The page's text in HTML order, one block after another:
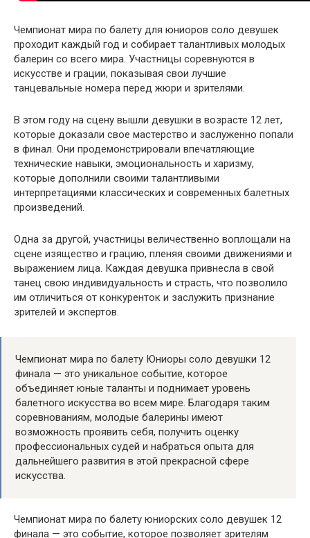
Чемпионат мира по балету для юниоров соло девушек
проходит каждый год и собирает талантливых молодых
балерин со всего мира. Участницы соревнуются в
искусстве и грации, показывая свои лучшие
танцевальные номера перед жюри и зрителями.
В этом году на сцену вышли девушки в возрасте 12 лет,
которые доказали свое мастерство и заслуженно попали
в финал. Они продемонстрировали впечатляющие
технические навыки, эмоциональность и харизму,
которые дополнили своими талантливыми
интерпретациями классических и современных балетных
произведений.
Одна за другой, участницы величественно воплощали на
сцене изящество и грацию, пленяя своими движениями и
выражением лица. Каждая девушка привнесла в свой
танец свою индивидуальность и страсть, что позволило
им отличиться от конкуренток и заслужить признание
зрителей и экспертов.
Чемпионат мира по балету Юниоры соло девушки 12
финала — это уникальное событие, которое
объединяет юные таланты и поднимает уровень
балетного искусства во всем мире. Благодаря таким
соревнованиям, молодые балерины имеют
возможность проявить себя, получить оценку
профессиональных судей и набраться опыта для
дальнейшего развития в этой прекрасной сфере
искусства.
Чемпионат мира по балету юниорских соло девушек 12
финала — это событие, которое позволяет зрителям